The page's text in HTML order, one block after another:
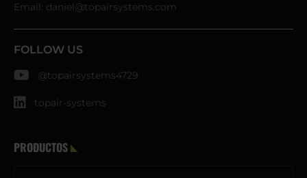
Email: daniel@topairsystems.com
FOLLOW US
@topairsystems4729
topair-systems
PRODUCTOS